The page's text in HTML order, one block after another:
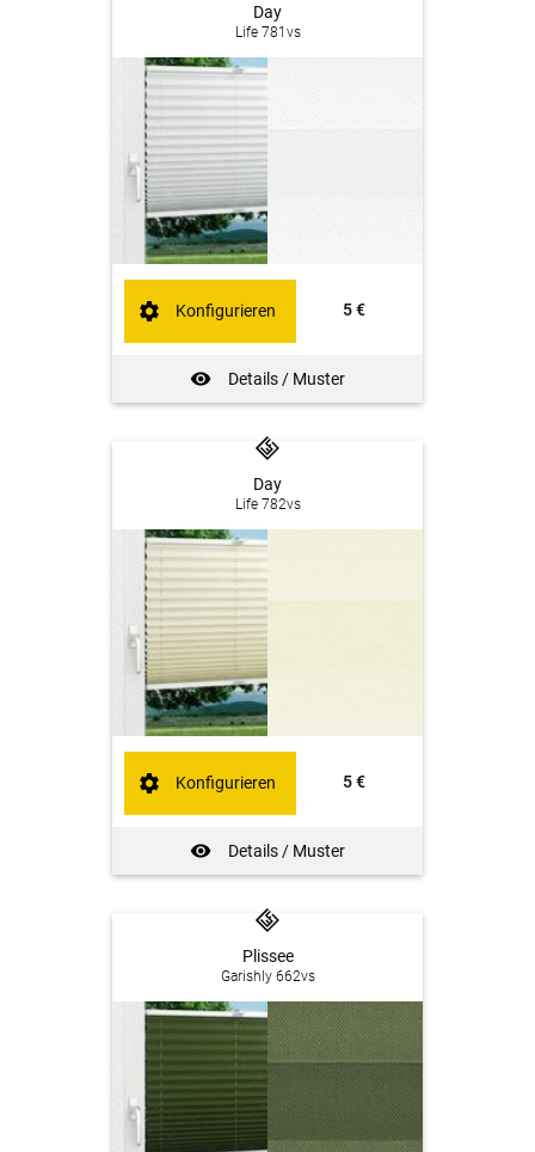
Day
Life 781vs
5 €
Details / Muster
Konfigurieren
Day
Life 782vs
5 €
Details / Muster
Konfigurieren
Plissee
Garishly 662vs